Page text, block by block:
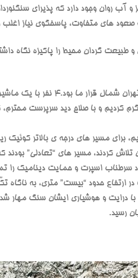
صعود های متفاوت، پاسخگوی نیاز
طبیعت گردان محیط را پاکیزه نگاه
کردند، مسیر های “تعادلی” بودند
اسپرت و حمایت دینامیک را
با درایت و هوشیاری ایشان سنگ مهار